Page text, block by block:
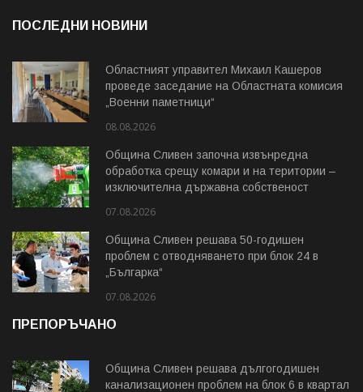
ПОСЛЕДНИ НОВИНИ
Областният управител Михаил Кашеров
проведе заседание на Областната комисия
„Военни паметници“
08.08.2026
Община Сливен започна извънредна
обработка срещу комари и на територии –
изключителна държавна собственост
07.08.2026
Община Сливен решава 50-годишен
проблем с отводняването при блок 24 в
„Българка“
07.08.2026
ПРЕПОРЪЧАНО
Община Сливен решава дългогодишен
канализационен проблем на блок 6 в квартал